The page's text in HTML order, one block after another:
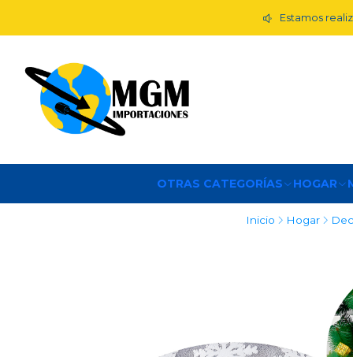
OTRAS CATEGORÍAS HOGAR
Estamos
Inicio Hogar